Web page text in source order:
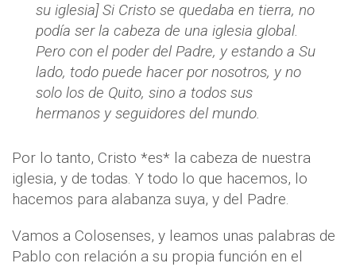
su iglesia] Si Cristo se quedaba en tierra, no
podía ser la cabeza de una iglesia global.
Pero con el poder del Padre, y estando a Su
lado, todo puede hacer por nosotros, y no
solo los de Quito, sino a todos sus
hermanos y seguidores del mundo.
Por lo tanto, Cristo *es* la cabeza de nuestra
iglesia, y de todas. Y todo lo que hacemos, lo
hacemos para alabanza suya, y del Padre.
Vamos a Colosenses, y leamos unas palabras de
Pablo con relación a su propia función en el